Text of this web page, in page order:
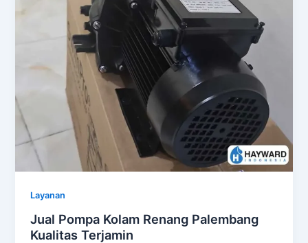
Layanan
Jual Pompa Kolam Renang Palembang
Kualitas Terjamin